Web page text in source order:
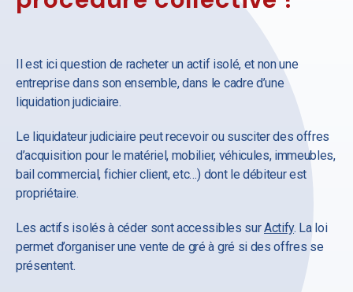
Il est ici question de racheter un actif isolé, et non une
entreprise dans son ensemble, dans le cadre d’une
liquidation judiciaire.
Le liquidateur judiciaire peut recevoir ou susciter des offres
d’acquisition pour le matériel, mobilier, véhicules, immeubles,
bail commercial, fichier client, etc…) dont le débiteur est
propriétaire.
Les actifs isolés à céder sont accessibles surActify. La loi
permet d’organiser une vente de gré à gré si des offres se
présentent.